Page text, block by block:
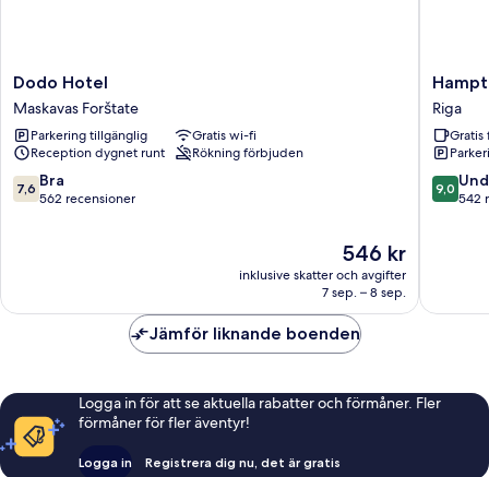
Dodo
Hotel
Maskavas
Forštate
Dodo Hotel
Maskavas Forštate
Parkering tillgänglig
Gratis wi-fi
Reception dygnet runt
Rökning förbjuden
7.6
av
7,6 Bra
562 recensioner
Priset
är
546 kr
546 kr
inklusive skatter och avgifter
7 sep. – 8 sep.
By
Hilton
Riga
Airport
Riga
Riga
Gratis
9.0
av
9,0
542
Jämför liknande boenden
Logga in för att se aktuella rabatter och förmåner. Fler
förmåner för fler äventyr!
Logga in Registrera dig nu, det är gratis